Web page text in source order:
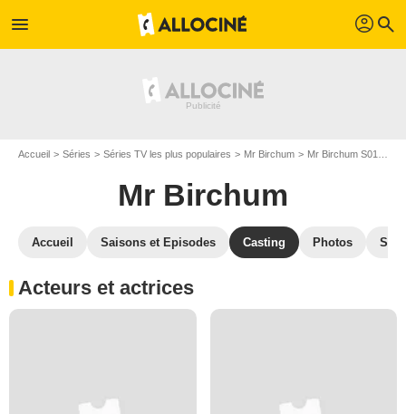
menu profil search
Accueil Séries Séries TV les plus populaires Mr Birchum Mr Birchum S01
Mr Birchum
Accueil Saisons et Episodes Casting Photos
Acteurs et actrices